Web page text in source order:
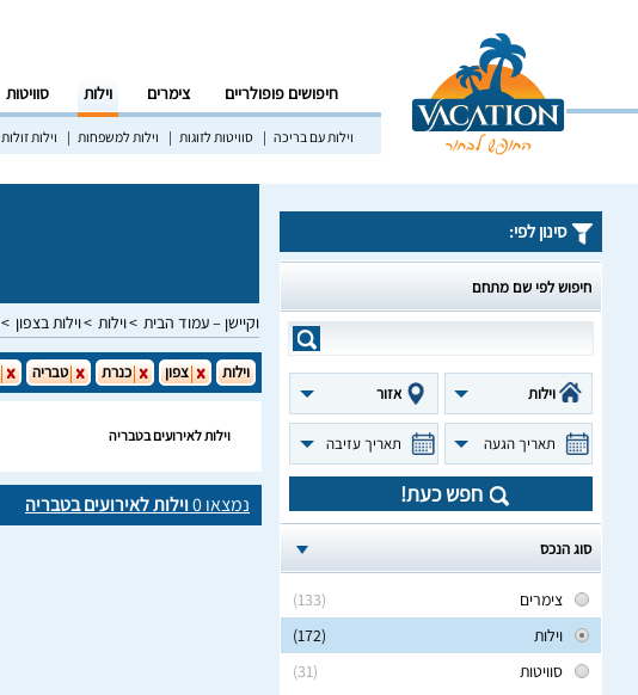
חיפושים פופולריים צימרים וילות סוויטות
וילות עם בריכה סוויטות לזוגות וילות למשפחות וילות זולות
וקיישן – עמוד הבית וילות וילות בצפון
סינון לפי:
חיפוש לפי שם מתחם
וילות אזור
תאריך הגעה תאריך עזיבה
חפש כעת!
סוג הנכס
(133)
צימרים
(172)
וילות
(31)
סוויטות
וילות צפון כנרת טבריה
וילות לאירועים בטבריה
נמצאו0וילות לאירועים בטבריה